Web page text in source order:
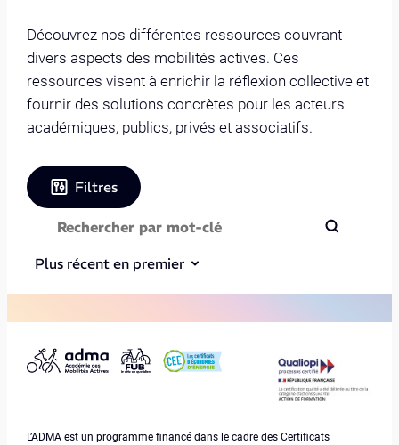
Découvrez nos différentes ressources couvrant
divers aspects des mobilités actives. Ces
ressources visent à enrichir la réflexion collective et
fournir des solutions concrètes pour les acteurs
académiques, publics, privés et associatifs.
Filtres
Plus récent en premier
L’ADMA est un programme financé dans le cadre des Certificats